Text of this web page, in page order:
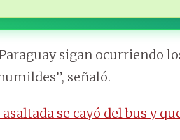
sigan ocurriendo
señaló.
asaltada se cayó del bus y